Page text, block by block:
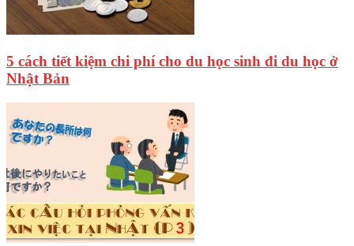
5 cách tiết kiệm chi phí cho du học sinh đi du học ở
Nhật Bản